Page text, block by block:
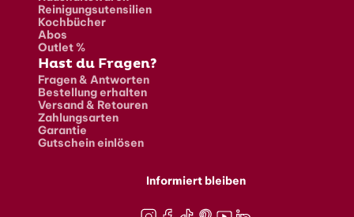
Reinigungsutensilien
Kochbücher
Abos
Outlet %
Hast du Fragen?
Fragen & Antworten
Bestellung erhalten
Versand & Retouren
Zahlungsarten
Garantie
Gutschein einlösen
Informiert bleiben